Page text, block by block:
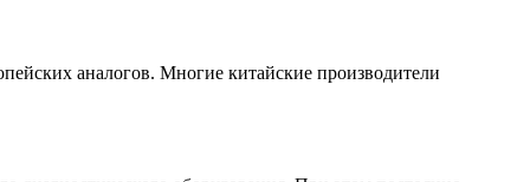
аналогов. Многие китайские производители